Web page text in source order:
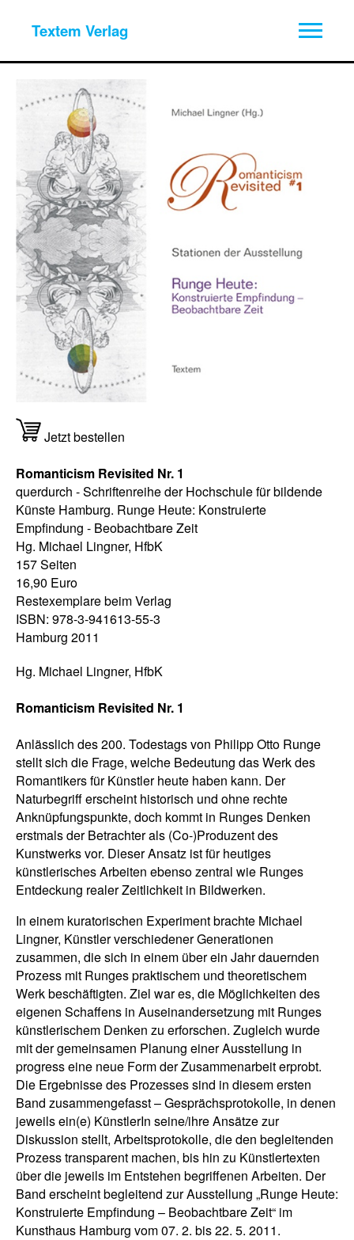
Textem Verlag
Hg. Michael Lingner, HfbK
Romanticism Revisited Nr. 1
Anlässlich des 200. Todestags von Philipp Otto Runge
stellt sich die Frage, welche Bedeutung das Werk des
Romantikers für Künstler heute haben kann. Der
Naturbegriff erscheint historisch und ohne rechte
Anknüpfungspunkte, doch kommt in Runges Denken
erstmals der Betrachter als (Co-)Produzent des
Kunstwerks vor. Dieser Ansatz ist für heutiges
künstlerisches Arbeiten ebenso zentral wie Runges
Entdeckung realer Zeitlichkeit in Bildwerken.
In einem kuratorischen Experiment brachte Michael
Lingner, Künstler verschiedener Generationen
zusammen, die sich in einem über ein Jahr dauernden
Prozess mit Runges praktischem und theoretischem
Werk beschäftigten. Ziel war es, die Möglichkeiten des
eigenen Schaffens in Auseinandersetzung mit Runges
künstlerischem Denken zu erforschen. Zugleich wurde
mit der gemeinsamen Planung einer Ausstellung in
progress eine neue Form der Zusammenarbeit erprobt.
Die Ergebnisse des Prozesses sind in diesem ersten
Band zusammengefasst – Gesprächsprotokolle, in denen
jeweils ein(e) KünstlerIn seine/ihre Ansätze zur
Diskussion stellt, Arbeitsprotokolle, die den begleitenden
Prozess transparent machen, bis hin zu Künstlertexten
über die jeweils im Entstehen begriffenen Arbeiten. Der
Band erscheint begleitend zur Ausstellung „Runge Heute:
Konstruierte Empfindung – Beobachtbare Zeit“ im
Kunsthaus Hamburg vom 07. 2. bis 22. 5. 2011.
Jetzt bestellen
Romanticism Revisited Nr. 1
querdurch - Schriftenreihe der Hochschule für bildende
Künste Hamburg. Runge Heute: Konstruierte
Empfindung - Beobachtbare Zeit
Hg. Michael Lingner, HfbK
157 Seiten
16,90 Euro
Restexemplare beim Verlag
ISBN: 978-3-941613-55-3
Hamburg 2011